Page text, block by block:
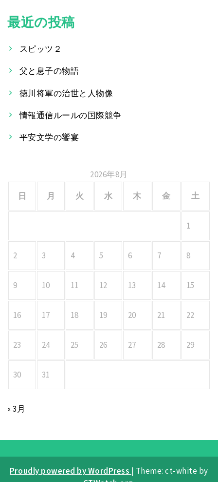
ナ
ビ
シ
ョ
ン
最近の投稿
スピッツ２
父と息子の物語
徳川将軍の治世と人物像
情報通信ルールの国際競争
平安文学の饗宴
2026年8月
日
月 火 水 木 金 土
1
2 3 4 5 6 7 8
9 10 11 12 13 14 15
16 17 18 19 20 21 22
23 24 25 26 27 28 29
30 31
« 3月
Proudly powered by WordPress | Theme: ct-white by